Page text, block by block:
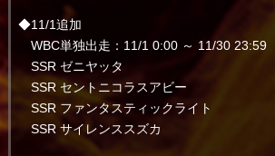
◆11/1追加
WBC単独出走：11/1 0:00 ～ 11/30 23:59
SSR ゼニヤッタ
SSR セントニコラスアビー
SSR ファンタスティックライト
SSR サイレンススズカ